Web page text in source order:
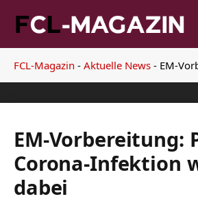
FCL-Magazin - Aktuelle News - EM-
EM-Vorbereitung:
Corona-Infektion
dabei